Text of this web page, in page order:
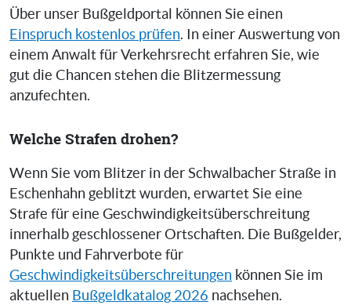
Über unser Bußgeldportal können Sie einen
Einspruch kostenlos prüfen. In einer Auswertung von
einem Anwalt für Verkehrsrecht erfahren Sie, wie
gut die Chancen stehen die Blitzermessung
anzufechten.
Welche Strafen drohen?
Wenn Sie vom Blitzer in der Schwalbacher Straße in
Eschenhahn geblitzt wurden, erwartet Sie eine
Strafe für eine Geschwindigkeitsüberschreitung
innerhalb geschlossener Ortschaften. Die Bußgelder,
Punkte und Fahrverbote für
Geschwindigkeitsüberschreitungen können Sie im
aktuellen Bußgeldkatalog 2026 nachsehen.